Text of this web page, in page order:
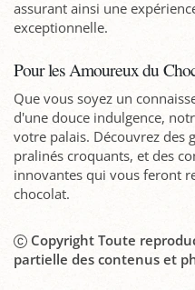
assurant ainsi une
exceptionnelle.
Pour les Amoureux du
Que vous soyez un
d'une douce indulgence,
votre palais. Découvrez des
pralinés croquants, et des
innovantes qui vous feront
chocolat.
Copyright Toute
partielle des contenus et